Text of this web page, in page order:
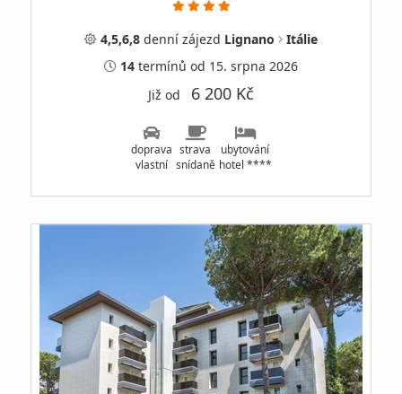
4,5,6,8 denní zájezd Lignano
Itálie
14 termínů od 15. srpna 2026
Již od 6 200 Kč
doprava
vlastní
strava
snídaně
ubytování
hotel ****